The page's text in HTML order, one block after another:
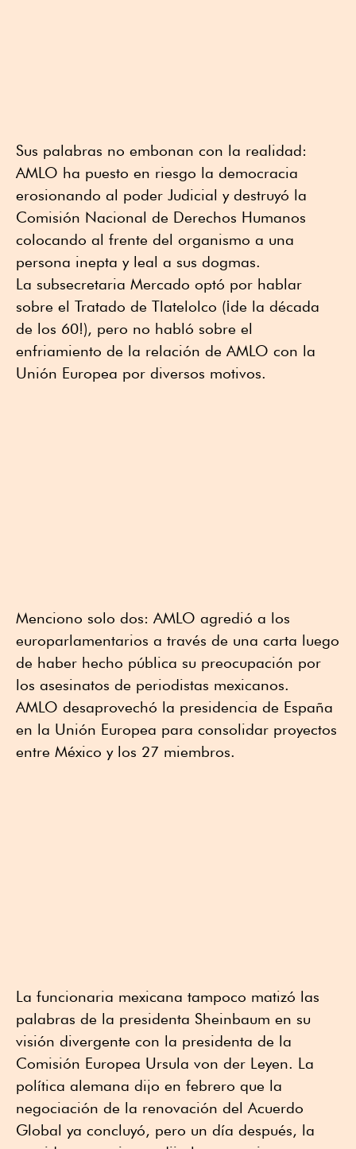
Sus palabras no embonan con la realidad:
AMLO ha puesto en riesgo la democracia
erosionando al poder Judicial y destruyó la
Comisión Nacional de Derechos Humanos
colocando al frente del organismo a una
persona inepta y leal a sus dogmas.
La subsecretaria Mercado optó por hablar
sobre el Tratado de Tlatelolco (¡de la década
de los 60!), pero no habló sobre el
enfriamiento de la relación de AMLO con la
Unión Europea por diversos motivos.
Menciono solo dos: AMLO agredió a los
europarlamentarios a través de una carta luego
de haber hecho pública su preocupación por
los asesinatos de periodistas mexicanos.
AMLO desaprovechó la presidencia de España
en la Unión Europea para consolidar proyectos
entre México y los 27 miembros.
La funcionaria mexicana tampoco matizó las
palabras de la presidenta Sheinbaum en su
visión divergente con la presidenta de la
Comisión Europea Ursula von der Leyen. La
política alemana dijo en febrero que la
negociación de la renovación del Acuerdo
Global ya concluyó, pero un día después, la